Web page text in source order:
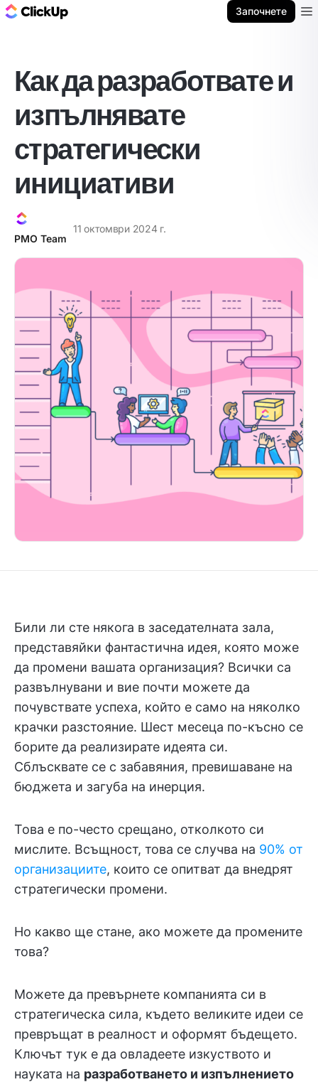
Започнете
Как да разработвате и
изпълнявате
стратегически
инициативи
PMO Team
11 октомври 2024 г.
Били ли сте някога в заседателната зала,
представяйки фантастична идея, която може
да промени вашата организация? Всички са
развълнувани и вие почти можете да
почувствате успеха, който е само на няколко
крачки разстояние. Шест месеца по-късно се
борите да реализирате идеята си.
Сблъсквате се с забавяния, превишаване на
бюджета и загуба на инерция.
Това е по-често срещано, отколкото си
мислите. Всъщност, това се случва на 90% от
организациите, които се опитват да внедрят
стратегически промени.
Но какво ще стане, ако можете да промените
това?
Можете да превърнете компанията си в
стратегическа сила, където великите идеи се
превръщат в реалност и оформят бъдещето.
Ключът тук е да овладеете изкуството и
науката на разработването и изпълнението